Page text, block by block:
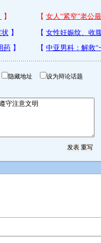
隐藏地址 设为辩论话题